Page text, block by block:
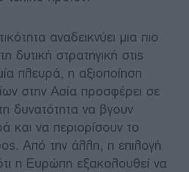
αναδεικνύει μια πιο
δυτική στρατηγική στις
πλευρά, η αξιοποίηση
στην Ασία προσφέρει σε
δυνατότητα να βγουν
και να περιορίσουν το
Από την άλλη, η επιλογή
η Ευρώπη εξακολουθεί να